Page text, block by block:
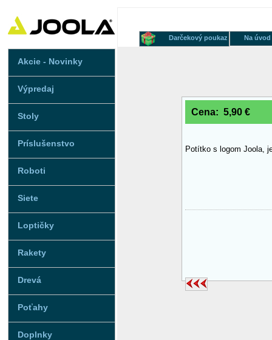
Akcie - Novinky
Výpredaj
Stoly
Príslušenstvo
Roboti
Siete
Loptičky
Rakety
Drevá
Poťahy
Doplnky
Na úvod
Darčekový poukaz
Cena: 5,90 €
Potítko s logom Joola,